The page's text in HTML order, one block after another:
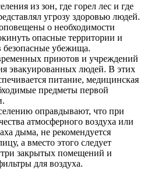
из зон, где горел лес и где
угрозу здоровью людей.
о необходимости
опасные территории и
безопасные убежища.
приютов и учреждений
эвакуированных людей. В этих
питание, медицинская
предметы первой
оправдывают, что при
атмосферного воздуха или
дыма, не рекомендуется
а вместо этого следует
закрытых помещений и
для воздуха.